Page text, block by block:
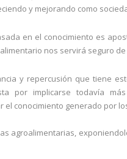
y mejorando como
en el conocimiento es
nos servirá seguro
y repercusión que tiene
por implicarse todavía
conocimiento generado por
agroalimentarias,